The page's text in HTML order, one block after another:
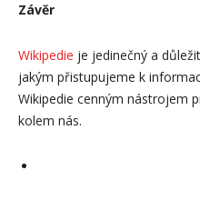
Závěr
Wikipedie je jedinečný a
jakým přistupujeme k
Wikipedie cenným nástrojem
kolem nás.